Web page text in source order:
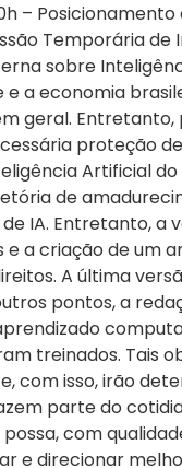
–
Temporária
sobre
a economia
geral.
proteção
Artificial
de
IA. Entretanto, a
a criação de um
A última
pontos, a
treinados. Tais
com isso, irão
parte do
com
e direcionar